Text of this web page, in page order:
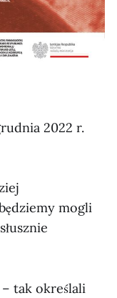
2022 r.
mogli
– tak określali